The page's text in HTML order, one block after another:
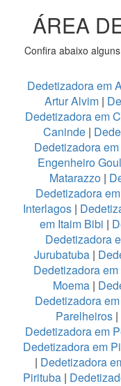
ÁREA
Confira abaixo
Dedetizadora em
Artur Alvim |
Dedetizadora em
Caninde|
Dedetizadora
Engenheiro
Matarazzo |
Dedetizadora
Interlagos|
em Itaim Bibi |
Dedetizadora
Jurubatuba |
Dedetizadora
Moema|
Dedetizadora
Parelheiros|
Dedetizadora em
Dedetizadora em
| Dedetizadora
Pirituba |